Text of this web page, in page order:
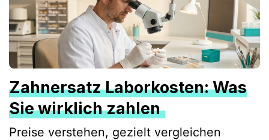
Zahnersatz Laborkosten: Was
Sie wirklich zahlen
Preise verstehen, gezielt vergleichen